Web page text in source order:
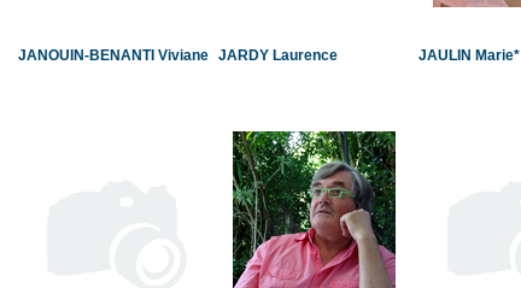
JANOUIN-BENANTI Viviane JARDY Laurence JAULIN Marie*